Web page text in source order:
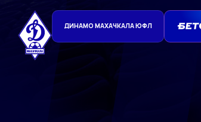
ДИНАМО МАХАЧКАЛА ЮФЛ